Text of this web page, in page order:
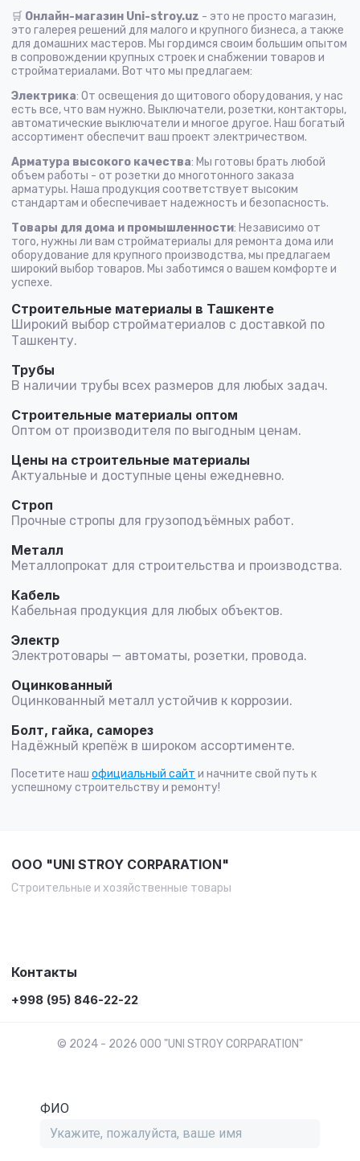
🛒 Онлайн-магазин Uni-stroy.uz - это не просто магазин,
это галерея решений для малого и крупного бизнеса, а также
для домашних мастеров. Мы гордимся своим большим опытом
в сопровождении крупных строек и снабжении товаров и
стройматериалами. Вот что мы предлагаем:
Электрика: От освещения до щитового оборудования, у нас
есть все, что вам нужно. Выключатели, розетки, контакторы,
автоматические выключатели и многое другое. Наш богатый
ассортимент обеспечит ваш проект электричеством.
Арматура высокого качества: Мы готовы брать любой
объем работы - от розетки до многотонного заказа
арматуры. Наша продукция соответствует высоким
стандартам и обеспечивает надежность и безопасность.
Товары для дома и промышленности: Независимо от
того, нужны ли вам стройматериалы для ремонта дома или
оборудование для крупного производства, мы предлагаем
широкий выбор товаров. Мы заботимся о вашем комфорте и
успехе.
Строительные материалы в Ташкенте
Широкий выбор стройматериалов с доставкой по
Ташкенту.
Трубы
В наличии трубы всех размеров для любых задач.
Строительные материалы оптом
Оптом от производителя по выгодным ценам.
Цены на строительные материалы
Актуальные и доступные цены ежедневно.
Строп
Прочные стропы для грузоподъёмных работ.
Металл
Металлопрокат для строительства и производства.
Кабель
Кабельная продукция для любых объектов.
Электр
Электротовары — автоматы, розетки, провода.
Оцинкованный
Оцинкованный металл устойчив к коррозии.
Болт, гайка, саморез
Надёжный крепёж в широком ассортименте.
Посетите наш официальный сайт и начните свой путь к
успешному строительству и ремонту!
OOO "UNI STROY CORPARATION"
Строительные и хозяйственные товары
Контакты
+998 (95) 846-22-22
© 2024 - 2026 OOO "UNI STROY CORPARATION"